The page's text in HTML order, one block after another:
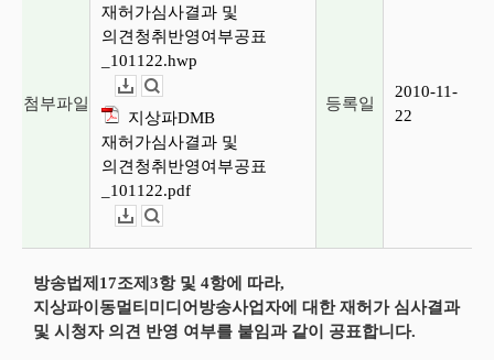
첨부파일
재허가심사결과 및
의견청취반영여부공표
_101122.hwp
지상파DMB
재허가심사결과 및
의견청취반영여부공표
_101122.pdf
등록일
2010-11-
22
방송법제17조제3항 및 4항에 따라,
지상파이동멀티미디어방송사업자에 대한 재허가 심사결과
및 시청자 의견 반영 여부를 붙임과 같이 공표합니다.